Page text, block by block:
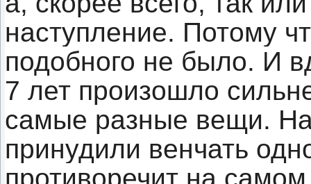
наступление. Потому
подобного не было. И
7 лет произошло
самые разные вещи.
принудили венчать